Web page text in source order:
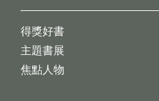
得獎好書
主題書展
焦點人物